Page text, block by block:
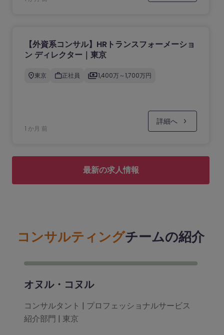
【外資系コンサル】HRトランスフォーメーショ
ン ディレクター｜東京
東京 正社員 1,400万～1,700万円
1 か月 前
詳細へ
最新の求人情報
コンサルティングチームの紹介
オヌル・コヌル
コンサルタント | プロフェッショナルサービス
紹介部門 | 東京